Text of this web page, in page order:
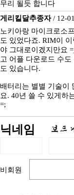
무리 될듯 합니다
게리킬달추종자/ 12-
노키아랑 마이크로소
도 있었다죠. RIM이
야 그대로이겠지만요
고 어플 다운로드 수도
도 있습니다.
배터리는 별별 기술이
요. 40년 쓸 수 있게하
=;
닉네임
비회원